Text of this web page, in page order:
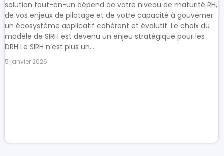
solution tout-en-un dépend de votre niveau de maturité RH,
de vos enjeux de pilotage et de votre capacité à gouverner
un écosystème applicatif cohérent et évolutif. Le choix du
modèle de SIRH est devenu un enjeu stratégique pour les
DRH Le SIRH n’est plus un...
5 janvier 2026